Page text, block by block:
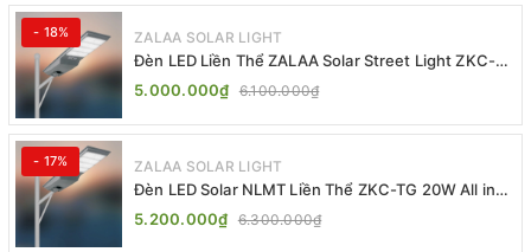
- 18% ZALAA SOLAR LIGHT
Đèn LED Liền Thể ZALAA Solar Street Light ZKC-
TG 20W 25W 30W All In One
5.000.000₫ 6.100.000₫
- 17% ZALAA SOLAR LIGHT
Đèn LED Solar NLMT Liền Thể ZKC-TG 20W All in
One | ZALAA Street Light
5.200.000₫ 6.300.000₫